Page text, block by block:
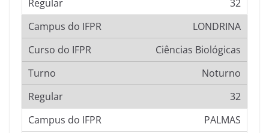
32
LONDRINA
Ciências Biológicas
Noturno
32
PALMAS